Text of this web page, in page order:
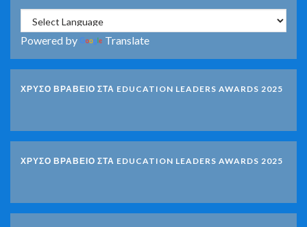
Powered by Translate
ΧΡΥΣΟ ΒΡΑΒΕΙΟ ΣΤΑ EDUCATION LEADERS AWARDS 2025
ΧΡΥΣΟ ΒΡΑΒΕΙΟ ΣΤΑ EDUCATION LEADERS AWARDS 2025